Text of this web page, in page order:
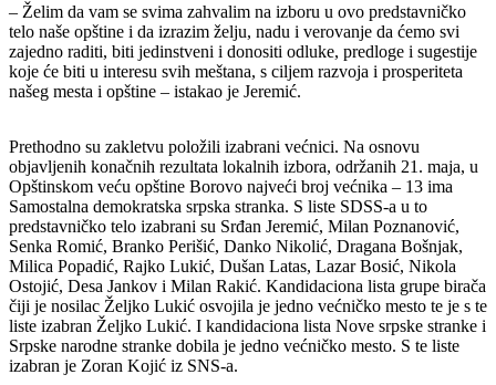
– Želim da vam se svima zahvalim na izboru u ovo predstavničko
telo naše opštine i da izrazim želju, nadu i verovanje da ćemo svi
zajedno raditi, biti jedinstveni i donositi odluke, predloge i sugestije
koje će biti u interesu svih meštana, s ciljem razvoja i prosperiteta
našeg mesta i opštine – istakao je Jeremić.
Prethodno su zakletvu položili izabrani većnici. Na osnovu
objavljenih konačnih rezultata lokalnih izbora, održanih 21. maja, u
Opštinskom veću opštine Borovo najveći broj većnika – 13 ima
Samostalna demokratska srpska stranka. S liste SDSS-a u to
predstavničko telo izabrani su Srđan Jeremić, Milan Poznanović,
Senka Romić, Branko Perišić, Danko Nikolić, Dragana Bošnjak,
Milica Popadić, Rajko Lukić, Dušan Latas, Lazar Bosić, Nikola
Ostojić, Desa Jankov i Milan Rakić. Kandidaciona lista grupe birača
čiji je nosilac Željko Lukić osvojila je jedno većničko mesto te je s te
liste izabran Željko Lukić. I kandidaciona lista Nove srpske stranke i
Srpske narodne stranke dobila je jedno većničko mesto. S te liste
izabran je Zoran Kojić iz SNS-a.